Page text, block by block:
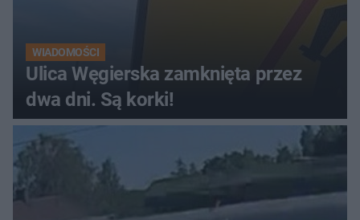
WIADOMOŚCI
Ulica Węgierska zamknięta przez
dwa dni. Są korki!